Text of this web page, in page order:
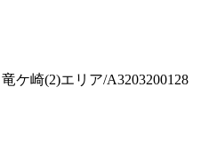
ケ崎(2)エリア/A3203200128